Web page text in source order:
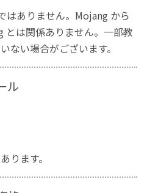
はありません。Mojang から
とは関係ありません。一部教
ない場合がございます。
ル
ります。